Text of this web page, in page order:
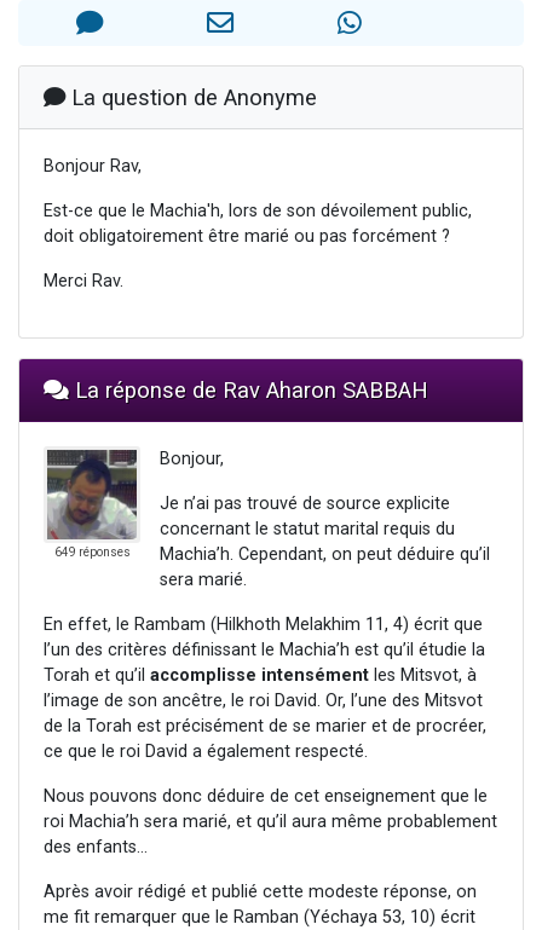
8 personnes viennent de faire un don pour Tsédaka : pauvres d'Israel
Nouvelle émission radio : Visions de grandeur n°104 : Le Chabbath et le Birkat Hamazone à travers le temps
La question de Anonyme
Bonjour Rav,
Est-ce que le Machia'h, lors de son dévoilement public,
doit obligatoirement être marié ou pas forcément ?
Merci Rav.
La réponse de Rav Aharon SABBAH
649 réponses
Bonjour,
Je n’ai pas trouvé de source explicite
concernant le statut marital requis du
Machia’h. Cependant, on peut déduire qu’il
sera marié.
En effet, le Rambam (Hilkhoth Melakhim 11, 4) écrit que
l’un des critères définissant le Machia’h est qu’il étudie la
Torah et qu’il accomplisse intensément les Mitsvot, à
l’image de son ancêtre, le roi David. Or, l’une des Mitsvot
de la Torah est précisément de se marier et de procréer,
ce que le roi David a également respecté.
Nous pouvons donc déduire de cet enseignement que le
roi Machia’h sera marié, et qu’il aura même probablement
des enfants…
Après avoir rédigé et publié cette modeste réponse, on
me fit remarquer que le Ramban (Yéchaya 53, 10) écrit